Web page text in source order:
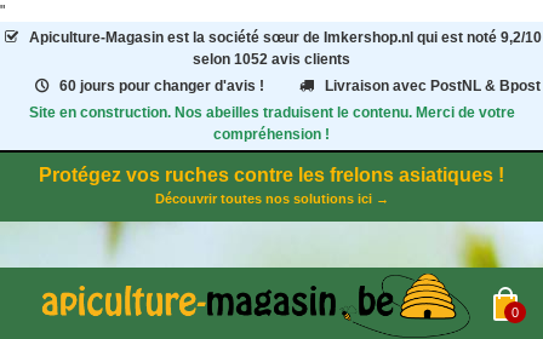
"
Apiculture-Magasinest la société sœur de Imkershop.nl qui est noté 9,2/10
selon 1052 avis clients
60 jours pour changer d'avis !
Livraison avec PostNL & Bpost
Site en construction. Nos abeilles traduisent le contenu. Merci de votre
compréhension !
Protégez vos ruches contre les frelons asiatiques !
Découvrir toutes nos solutions ici →
0